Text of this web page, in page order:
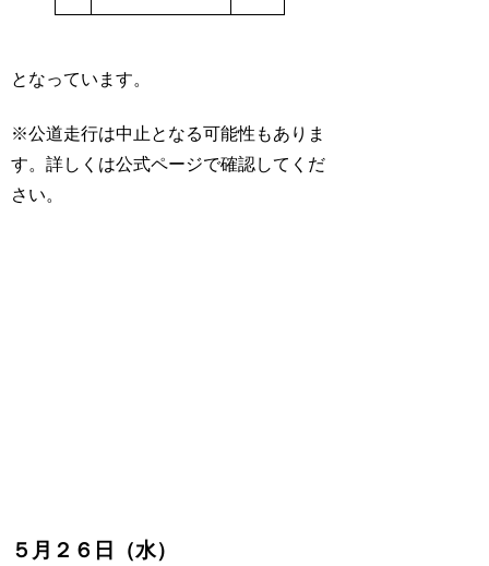
となっています。
※公道走行は中止となる可能性もありま
す。詳しくは公式ページで確認してくだ
さい。
５月２６日（水）